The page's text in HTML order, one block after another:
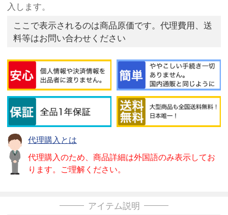
入します。
ここで表示されるのは商品原価です。代理費用、送
料等はお問い合わせください
代理購入とは
代理購入のため、商品詳細は外国語のみ表示してお
ります。ご理解ください。
アイテム説明